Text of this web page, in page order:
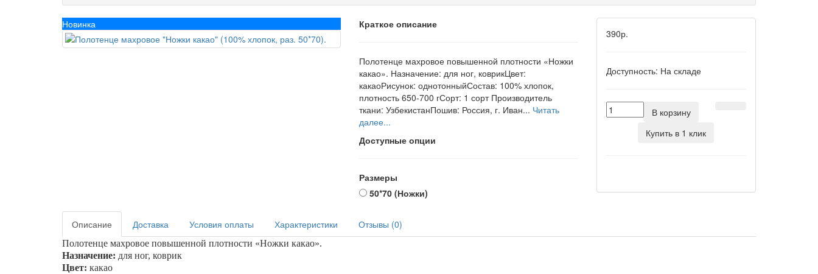
Новинка Краткое описание
Полотенце махровое повышенной плотности «Ножки
какао». Назначение: для ног, коврикЦвет:
какаоРисунок: однотонныйСостав: 100% хлопок,
плотность 650-700 гСорт: 1 сорт Производитель
ткани: УзбекистанПошив: Россия, г. Иван... Читать
далее...
Доступные опции
Размеры
50*70 (Ножки)
390р.
Доступность: На складе
В корзину
Купить в 1 клик
Описание Доставка Условия оплаты Характеристики Отзывы (0)
Полотенце махровое повышенной плотности «Ножки какао».
Назначение: для ног, коврик
Цвет: какао